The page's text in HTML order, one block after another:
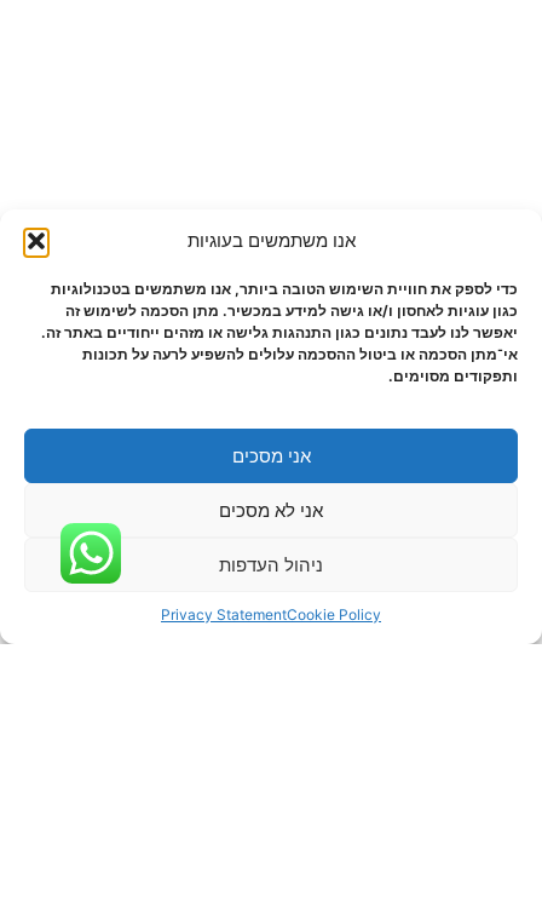
אנו משתמשים בעוגיות
כדי לספק את חוויית השימוש הטובה ביותר, אנו משתמשים בטכנולוגיות
כגון עוגיות לאחסון ו/או גישה למידע במכשיר. מתן הסכמה לשימוש זה
יאפשר לנו לעבד נתונים כגון התנהגות גלישה או מזהים ייחודיים באתר זה.
אי־מתן הסכמה או ביטול ההסכמה עלולים להשפיע לרעה על תכונות
ותפקודים מסוימים.
אני מסכים
אני לא מסכים
ניהול העדפות
Cookie Policy
Privacy Statement